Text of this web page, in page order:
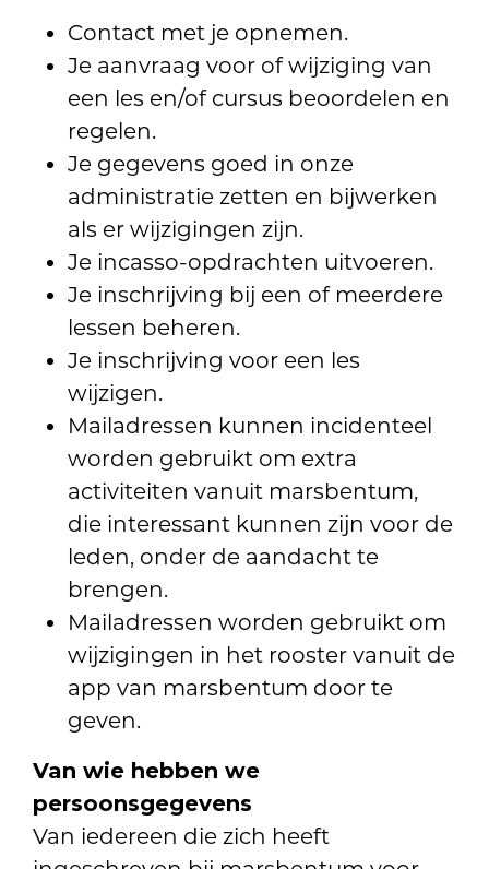
Contact met je opnemen.
Je aanvraag voor of wijziging van
een les en/of cursus beoordelen en
regelen.
Je gegevens goed in onze
administratie zetten en bijwerken
als er wijzigingen zijn.
Je incasso-opdrachten uitvoeren.
Je inschrijving bij een of meerdere
lessen beheren.
Je inschrijving voor een les
wijzigen.
Mailadressen kunnen incidenteel
worden gebruikt om extra
activiteiten vanuit marsbentum,
die interessant kunnen zijn voor de
leden, onder de aandacht te
brengen.
Mailadressen worden gebruikt om
wijzigingen in het rooster vanuit de
app van marsbentum door te
geven.
Van wie hebben we
persoonsgegevens
Van iedereen die zich heeft